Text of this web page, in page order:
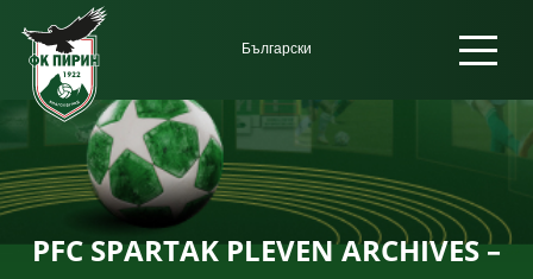
PFC SPARTAK PLEVEN ARCHIVES –